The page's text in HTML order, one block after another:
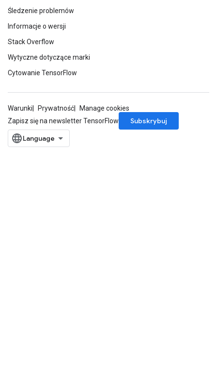
Śledzenie problemów
Informacje o wersji
Stack Overflow
Wytyczne dotyczące marki
Cytowanie TensorFlow
Warunki Prywatność
Manage cookies
Zapisz się na newsletter TensorFlow
Subskrybuj